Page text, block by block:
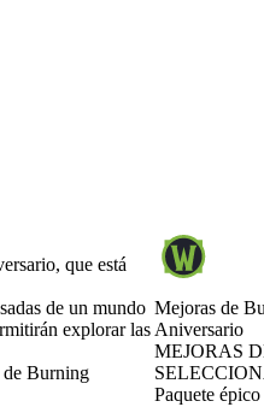
Mejoras de
Aniversario
MEJORAS
Paquete
que está
de un mundo
explorar las
de Burning